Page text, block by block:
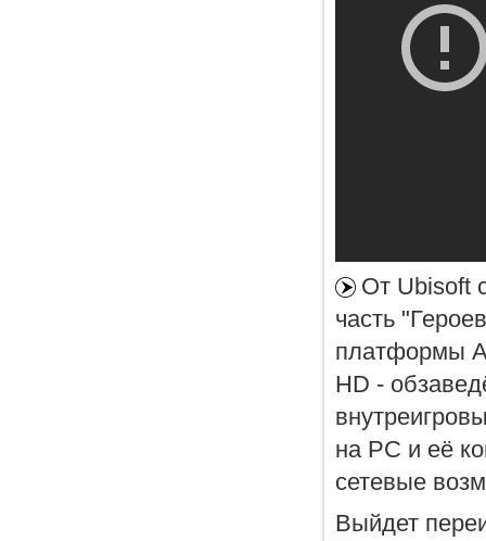
От Ubisoft
часть
платформы
HD -
на PC и её
сетевые
Выйдет